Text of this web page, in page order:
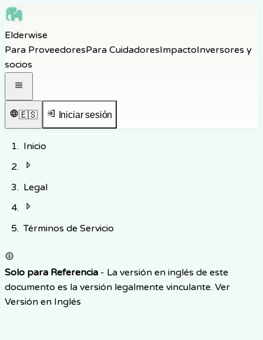
Skip to navigation
Skip to footer
Elderwise
Para ProveedoresPara CuidadoresImpactoInversores y
socios
🇪🇸 Iniciar sesión
Inicio
Legal
Términos de Servicio
Solo para Referencia - La versión en inglés de este
documento es la versión legalmente vinculante. Ver
Versión en Inglés